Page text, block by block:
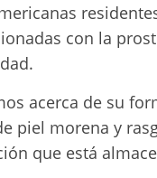
con la
acerca de su
piel morena y
que está